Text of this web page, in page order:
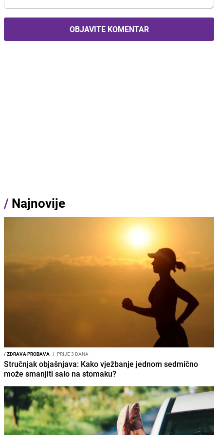
OBJAVITE KOMENTAR
/ Najnovije
/ZDRAVA PROBAVA I PRIJE 3 DANA
Stručnjak objašnjava: Kako vježbanje jednom sedmično
može smanjiti salo na stomaku?